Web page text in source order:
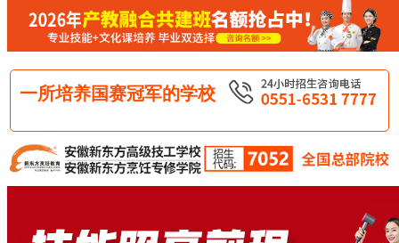
一所培养国赛冠军的学校